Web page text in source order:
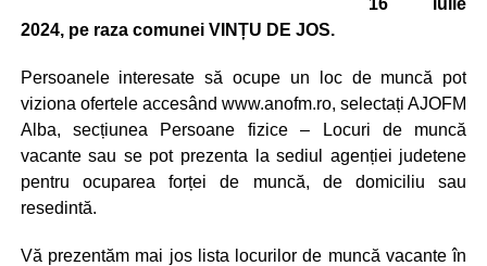
16 iulie
2024, pe raza comunei VINȚU DE JOS.
Persoanele interesate să ocupe un loc de muncă pot
viziona ofertele accesând www.anofm.ro, selectați AJOFM
Alba, secțiunea Persoane fizice – Locuri de muncă
vacante sau se pot prezenta la sediul agenției judetene
pentru ocuparea forței de muncă, de domiciliu sau
resedintă.
Vă prezentăm mai jos lista locurilor de muncă vacante în